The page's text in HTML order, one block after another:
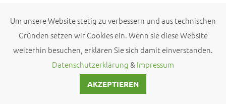
Um unsere Website stetig zu verbessern und aus technischen
Gründen setzen wir Cookies ein. Wenn sie diese Website
weiterhin besuchen, erklären Sie sich damit einverstanden.
Datenschutzerklärung& Impressum
AKZEPTIEREN